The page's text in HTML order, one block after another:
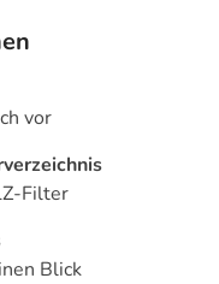
vor
Filter
Blick